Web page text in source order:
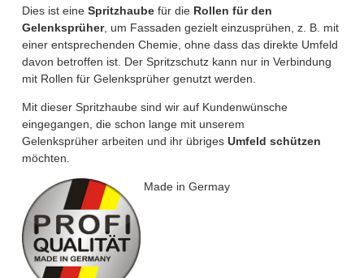
Dies ist eine Spritzhaube für die Rollen für den
Gelenksprüher, um Fassaden gezielt einzusprühen, z. B. mit
einer entsprechenden Chemie, ohne dass das direkte Umfeld
davon betroffen ist. Der Spritzschutz kann nur in Verbindung
mit Rollen für Gelenksprüher genutzt werden.
Mit dieser Spritzhaube sind wir auf Kundenwünsche
eingegangen, die schon lange mit unserem
Gelenksprüher arbeiten und ihr übriges Umfeld schützen
möchten.
Made in Germay